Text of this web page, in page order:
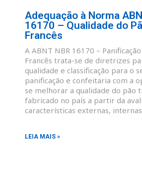
Adequação à Norma
16170 – Qualidade do
Francês
A ABNT NBR 16170 –
Francês trata-se de diretrizes
qualidade e classificação para o
panificação e confeitaria com a
se melhorar a qualidade do pão
fabricado no país a partir da
características externas,
LEIA MAIS »